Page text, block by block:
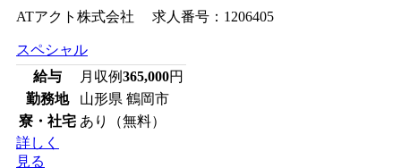
ATアクト株式会社 求人番号：1206405
スペシャル
給与
月収例365,000円
勤務地
山形県 鶴岡市
寮・社宅 あり（無料）
詳しく
見る